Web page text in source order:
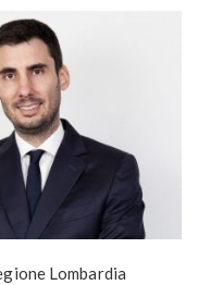
Lombardia